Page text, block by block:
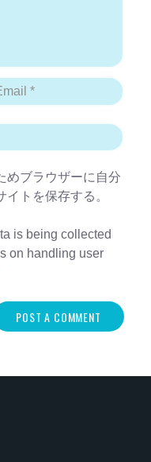
めブラウザーに自分
トを保存する。
is being collected
on handling user